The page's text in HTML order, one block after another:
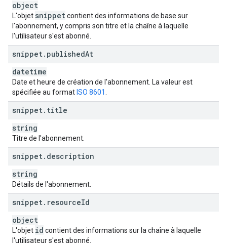
object
L'objet snippetcontient des informations de base sur
l'abonnement, y compris son titre et la chaîne à laquelle
l'utilisateur s'est abonné.
snippet. publishedAt
datetime
Date et heure de création de l'abonnement. La valeur est
spécifiée au format ISO 8601
snippet. title
string
Titre de l'abonnement.
snippet. description
string
Détails de l'abonnement.
snippet. resourceId
object
L'objet id contient des informations sur la chaîne à laquelle
l'utilisateur s'est abonné.